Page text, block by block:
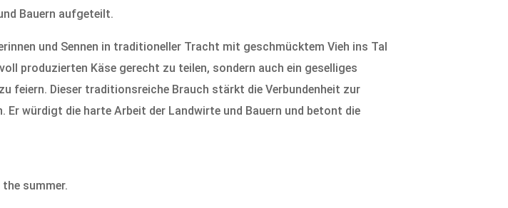
Bauern aufgeteilt.
und Sennen in traditioneller Tracht mit geschmücktem Vieh ins Tal
produzierten Käse gerecht zu teilen, sondern auch ein geselliges
feiern. Dieser traditionsreiche Brauch stärkt die Verbundenheit zur
würdigt die harte Arbeit der Landwirte und Bauern und betont die
summer.